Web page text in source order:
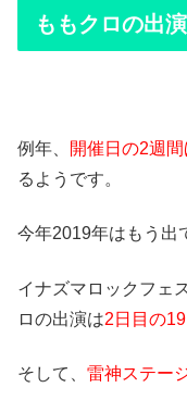
ももクロの出
例年、 開催日の2週
るようです。
今年2019年はもう出
イナズマロックフェ
ロの出演は2日目の
そして、 雷神ステー